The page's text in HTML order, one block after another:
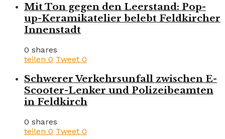
Mit Ton gegen den Leerstand: Pop-
up-Keramikatelier belebt Feldkircher
Innenstadt
0 shares
teilen 0 Tweet 0
Schwerer Verkehrsunfall zwischen E-
Scooter-Lenker und Polizeibeamten
in Feldkirch
0 shares
teilen 0 Tweet 0